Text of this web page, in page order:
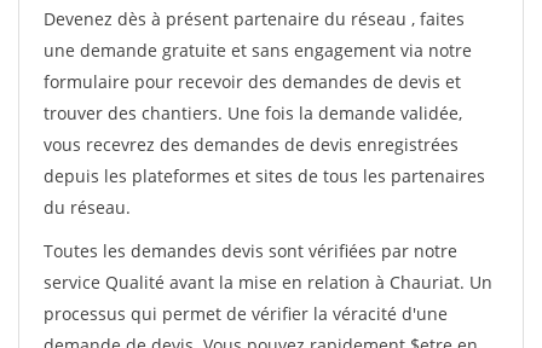
Devenez dès à présent partenaire du réseau , faites
une demande gratuite et sans engagement via notre
formulaire pour recevoir des demandes de devis et
trouver des chantiers. Une fois la demande validée,
vous recevrez des demandes de devis enregistrées
depuis les plateformes et sites de tous les partenaires
du réseau.
Toutes les demandes devis sont vérifiées par notre
service Qualité avant la mise en relation à Chauriat. Un
processus qui permet de vérifier la véracité d'une